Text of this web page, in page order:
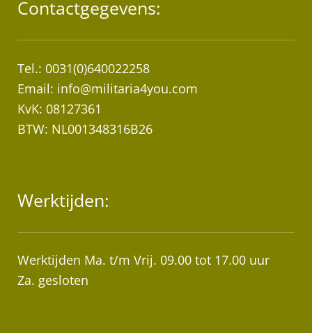
Contactgegevens:
Tel.: 0031(0)640022258
Email: info@militaria4you.com
KvK: 08127361
BTW: NL001348316B26
Werktijden:
Werktijden Ma. t/m Vrij. 09.00 tot 17.00 uur
Za. gesloten